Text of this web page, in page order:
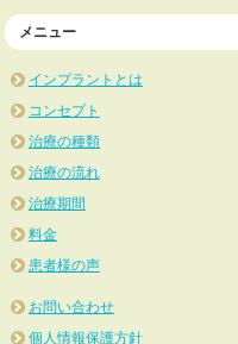
メニュー
インプラントとは
コンセプト
治療の種類
治療の流れ
治療期間
料金
患者様の声
お問い合わせ
個人情報保護方針